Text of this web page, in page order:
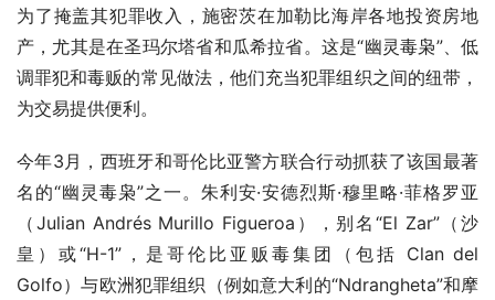
为了掩盖其犯罪收入，施密茨在加勒比海岸各地投资房地
产，尤其是在圣玛尔塔省和瓜希拉省。这是“幽灵毒枭”、低
调罪犯和毒贩的常见做法，他们充当犯罪组织之间的纽带，
为交易提供便利。
今年3月，西班牙和哥伦比亚警方联合行动抓获了该国最著
名的“幽灵毒枭”之一。朱利安·安德烈斯·穆里略·菲格罗亚
（Julian Andrés Murillo Figueroa），别名“El Zar”（沙
皇）或“H-1”，是哥伦比亚贩毒集团（包括 Clan del
Golfo）与欧洲犯罪组织（例如意大利的“Ndrangheta”和摩